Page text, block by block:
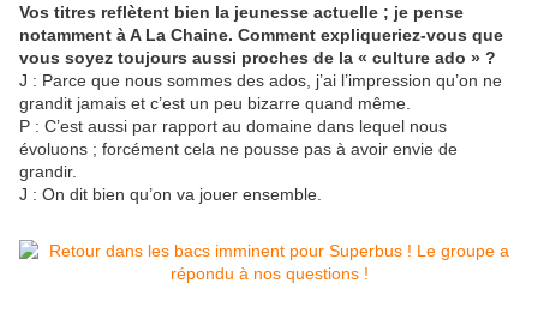
Vos titres reflètent bien la jeunesse actuelle ; je pense
notamment à A La Chaine. Comment expliqueriez-vous que
vous soyez toujours aussi proches de la « culture ado » ?
J : Parce que nous sommes des ados, j’ai l’impression qu’on ne
grandit jamais et c’est un peu bizarre quand même.
P : C’est aussi par rapport au domaine dans lequel nous
évoluons ; forcément cela ne pousse pas à avoir envie de
grandir.
J : On dit bien qu’on va jouer ensemble.